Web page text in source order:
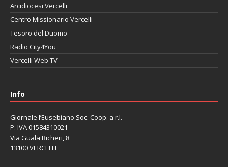
Arcidiocesi Vercelli
Centro Missionario Vercelli
Tesoro del Duomo
Radio City4You
Vercelli Web TV
Info
Giornale l’Eusebiano Soc. Coop. a r.l.
P. IVA 01584310021
Via Guala Bicheri, 8
13100 VERCELLI